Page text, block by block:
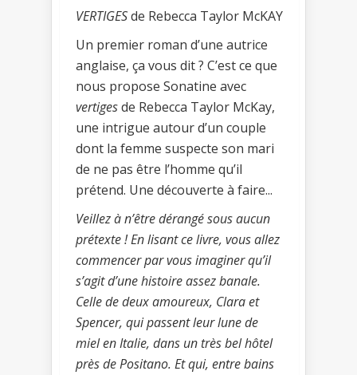
VERTIGESde Rebecca Taylor McKAY
Un premier roman d’une autrice
anglaise, ça vous dit ? C’est ce que
nous propose Sonatine avec
vertigesde Rebecca Taylor McKay,
une intrigue autour d’un couple
dont la femme suspecte son mari
de ne pas être l’homme qu’il
prétend. Une découverte à faire...
Veillez à n’être dérangé sous aucun
prétexte ! En lisant ce livre, vous allez
commencer par vous imaginer qu’il
s’agit d’une histoire assez banale.
Celle de deux amoureux, Clara et
Spencer, qui passent leur lune de
miel en Italie, dans un très bel hôtel
près de Positano. Et qui, entre bains